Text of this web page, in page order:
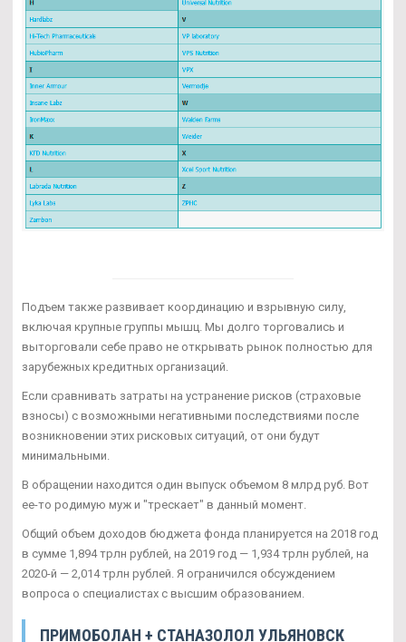
Подъем также развивает координацию и взрывную силу,
включая крупные группы мышц. Мы долго торговались и
выторговали себе право не открывать рынок полностью для
зарубежных кредитных организаций.
Если сравнивать затраты на устранение рисков (страховые
взносы) с возможными негативными последствиями после
возникновении этих рисковых ситуаций, от они будут
минимальными.
В обращении находится один выпуск объемом 8 млрд руб. Вот
ее-то родимую муж и "трескает" в данный момент.
Общий объем доходов бюджета фонда планируется на 2018 год
в сумме 1,894 трлн рублей, на 2019 год — 1,934 трлн рублей, на
2020-й — 2,014 трлн рублей. Я ограничился обсуждением
вопроса о специалистах с высшим образованием.
ПРИМОБОЛАН + СТАНАЗОЛОЛ УЛЬЯНОВСК